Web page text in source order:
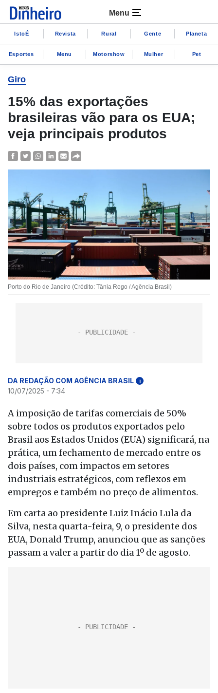
Menu
IstoÉ Revista Rural Gente Planeta
Esportes Menu Motorshow Mulher Pet
Giro
15% das exportações
brasileiras vão para os EUA;
veja principais produtos
Porto do Rio de Janeiro (Crédito: Tânia Rego / Agência Brasil)
DA REDAÇÃO COM AGÊNCIA BRASIL i
10/07/2025 - 7:34
A imposição de tarifas comerciais de 50%
sobre todos os produtos exportados pelo
Brasil aos Estados Unidos (EUA) significará, na
prática, um fechamento de mercado entre os
dois países, com impactos em setores
industriais estratégicos, com reflexos em
empregos e também no preço de alimentos.
Em carta ao presidente Luiz Inácio Lula da
Silva, nesta quarta-feira, 9, o presidente dos
EUA, Donald Trump, anunciou que as sanções
passam a valer a partir do dia 1º de agosto.